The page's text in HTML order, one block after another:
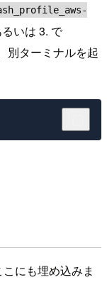
いは 3. で
別ターミナルを起
にも埋め込みま